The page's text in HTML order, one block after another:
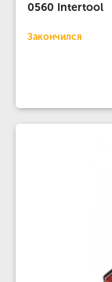
0560 Intertool
Закончился